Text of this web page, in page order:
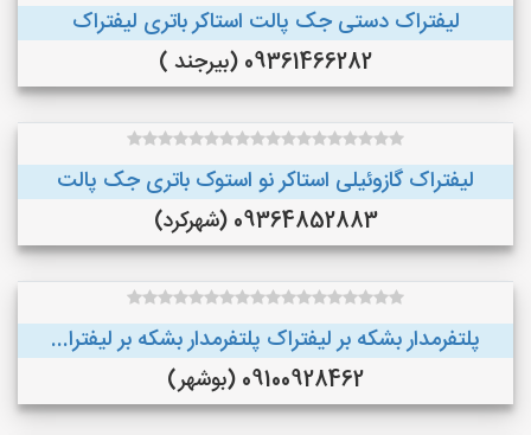
لیفتراک دستی جک پالت استاکر باتری لیفتراک
09361466282 (بیرجند )
لیفتراک گازوئیلی استاکر نو استوک باتری جک پالت
09364852883 (شهرکرد)
پلتفرمدار بشکه بر لیفتراک پلتفرمدار بشکه بر لیفترا...
09100928462 (بوشهر)